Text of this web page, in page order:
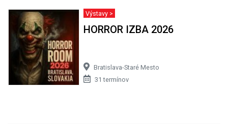
Výstavy >
HORROR IZBA 2026
Bratislava-Staré Mesto
31 termínov